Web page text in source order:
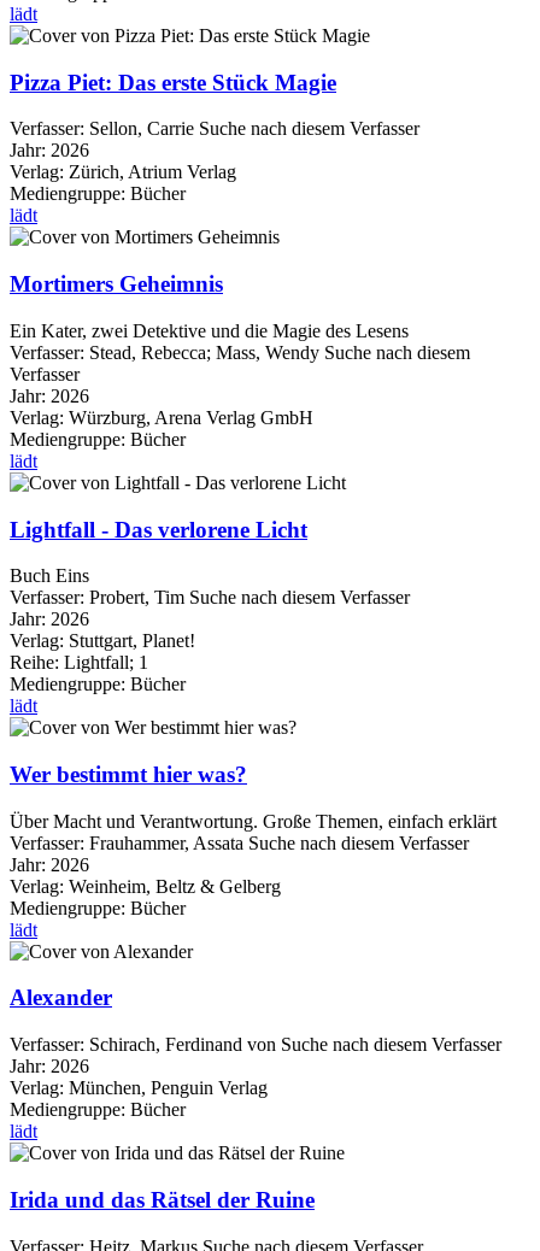
lädt
Pizza Piet: Das erste Stück Magie
Verfasser: Sellon, Carrie Suche nach diesem Verfasser
Jahr: 2026
Verlag: Zürich, Atrium Verlag
Mediengruppe: Bücher
lädt
Mortimers Geheimnis
Ein Kater, zwei Detektive und die Magie des Lesens
Verfasser: Stead, Rebecca; Mass, Wendy Suche nach diesem
Verfasser
Jahr: 2026
Verlag: Würzburg, Arena Verlag GmbH
Mediengruppe: Bücher
lädt
Lightfall - Das verlorene Licht
Buch Eins
Verfasser: Probert, Tim Suche nach diesem Verfasser
Jahr: 2026
Verlag: Stuttgart, Planet!
Reihe: Lightfall; 1
Mediengruppe: Bücher
lädt
Wer bestimmt hier was?
Über Macht und Verantwortung. Große Themen, einfach erklärt
Verfasser: Frauhammer, Assata Suche nach diesem Verfasser
Jahr: 2026
Verlag: Weinheim, Beltz & Gelberg
Mediengruppe: Bücher
lädt
Alexander
Verfasser: Schirach, Ferdinand von Suche nach diesem Verfasser
Jahr: 2026
Verlag: München, Penguin Verlag
Mediengruppe: Bücher
lädt
Irida und das Rätsel der Ruine
Verfasser: Heitz, Markus Suche nach diesem Verfasser